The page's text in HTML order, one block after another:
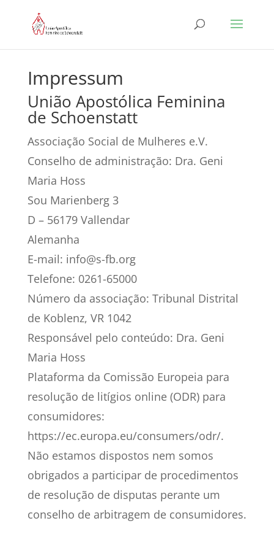
Impressum
União Apostólica Feminina
de Schoenstatt
Associação Social de Mulheres e.V.
Conselho de administração: Dra. Geni
Maria Hoss
Sou Marienberg 3
D – 56179 Vallendar
Alemanha
E-mail: info@s-fb.org
Telefone: 0261-65000
Número da associação: Tribunal Distrital
de Koblenz, VR 1042
Responsável pelo conteúdo: Dra. Geni
Maria Hoss
Plataforma da Comissão Europeia para
resolução de litígios online (ODR) para
consumidores:
https://ec.europa.eu/consumers/odr/.
Não estamos dispostos nem somos
obrigados a participar de procedimentos
de resolução de disputas perante um
conselho de arbitragem de consumidores.